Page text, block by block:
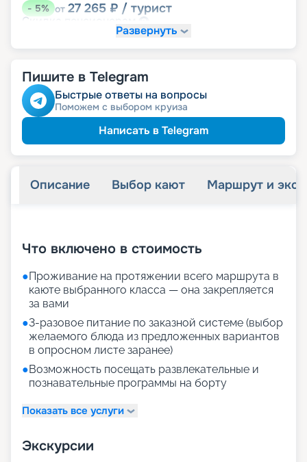
-5% от 27 265 ₽ / турист
Скидка
именинникамРазвернуть
Пишите в Telegram
Быстрые ответы на вопросы
Поможем с выбором круиза
Написать в Telegram
Описание Выбор кают Маршрут и
Что включено в стоимость
●Проживание на протяжении всего маршрута в
каюте выбранного класса — она закрепляется
за вами
●3-разовое питание по заказной системе (выбор
желаемого блюда из предложенных вариантов
в опросном листе заранее)
●Возможность посещать развлекательные и
познавательные программы на борту
Показать все услуги
Экскурсии